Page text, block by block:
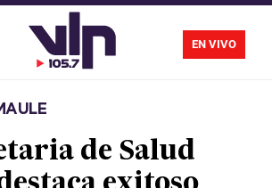
EN VIVO
de Salud